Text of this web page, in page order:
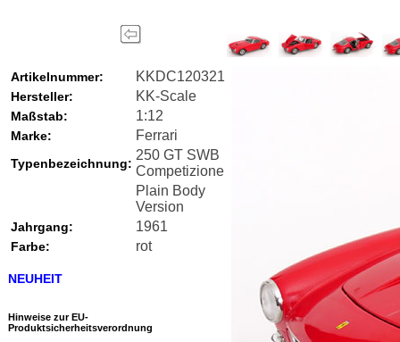
Artikelnummer: KKDC120321
Hersteller: KK-Scale
Maßstab: 1:12
Marke: Ferrari
Typenbezeichnung:
250 GT SWB
Competizione
Plain Body
Version
Jahrgang: 1961
Farbe: rot
NEUHEIT
Hinweise zur EU-
Produktsicherheitsverordnung